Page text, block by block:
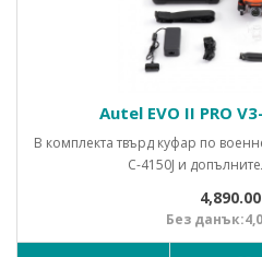
Autel EVO II PRO
В комплекта твърд куфар по
C-4150J и
Без